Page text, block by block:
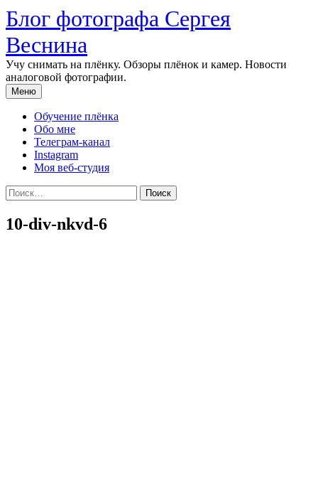
Перейти
к
содержимому
Блог фотографа Сергея
Веснина
Учу снимать на плёнку. Обзоры плёнок и камер. Новости
аналоговой фотографии.
Меню
Обучение плёнка
Обо мне
Телеграм-канал
Instagram
Моя веб-студия
Найти:
10-div-nkvd-6